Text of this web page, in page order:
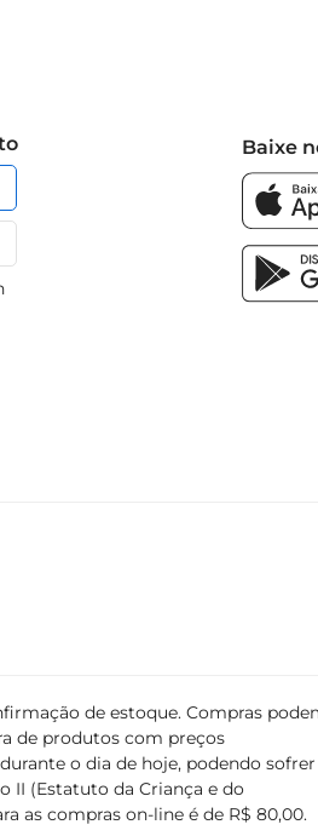
Baixe
de estoque. Compras
de produtos com preços
o dia de hoje, podendo sofrer
II (Estatuto da Criança e do
as compras on-line é de R$ 80,00.